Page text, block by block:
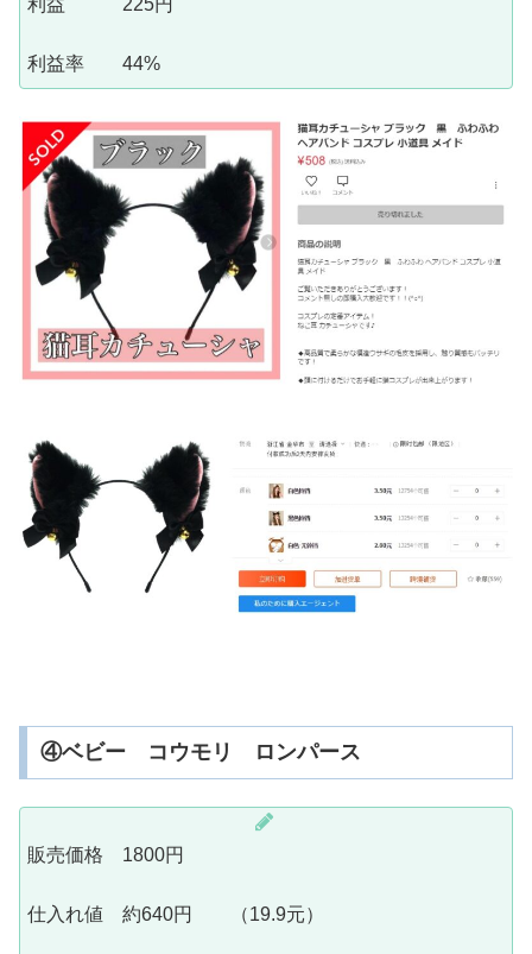
利益 225円
利益率 44%
④ベビー コウモリ ロンパース
販売価格 1800円
仕入れ値 約640円 （19.9元）